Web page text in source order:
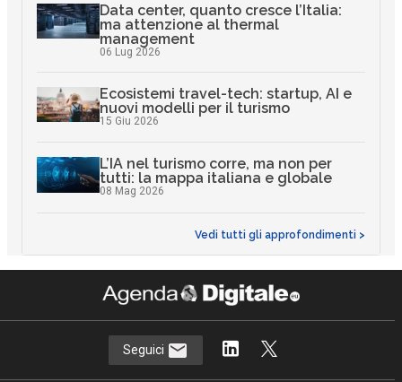
Data center, quanto cresce l’Italia:
ma attenzione al thermal
management
06 Lug 2026
Ecosistemi travel-tech: startup, AI e
nuovi modelli per il turismo
15 Giu 2026
L’IA nel turismo corre, ma non per
tutti: la mappa italiana e globale
08 Mag 2026
Vedi tutti gli approfondimenti >
Seguici